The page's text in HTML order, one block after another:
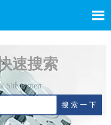

速搜索
Site Expert
搜 索 一 下